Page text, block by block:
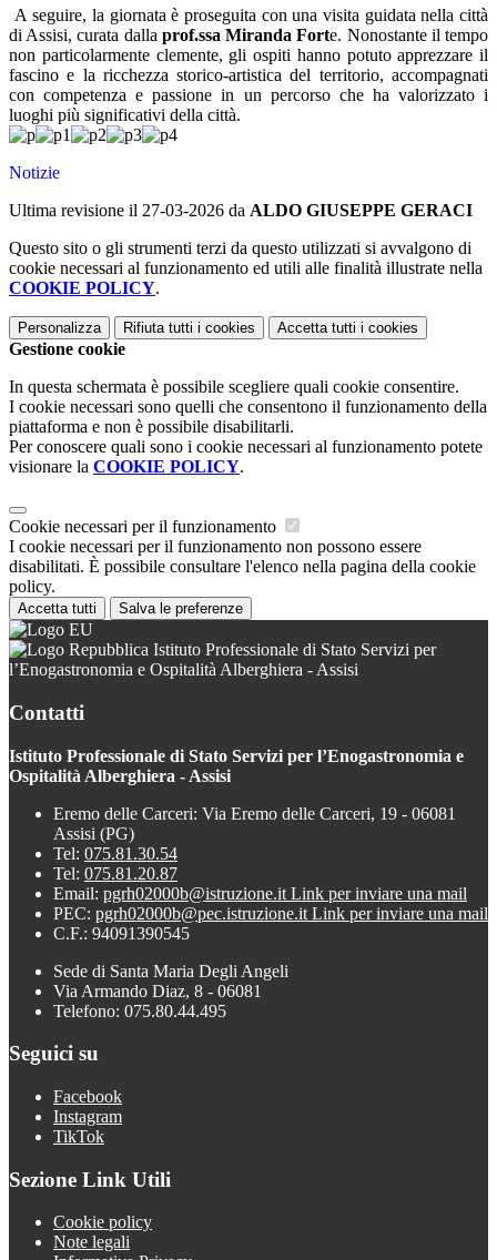
A seguire, la giornata è proseguita con una visita guidata nella città
di Assisi, curata dalla prof.ssa Miranda Forte. Nonostante il tempo
non particolarmente clemente, gli ospiti hanno potuto apprezzare il
fascino e la ricchezza storico-artistica del territorio, accompagnati
con competenza e passione in un percorso che ha valorizzato i
luoghi più significativi della città.
Notizie
Ultima revisione il 27-03-2026 da ALDO GIUSEPPE GERACI
Questo sito o gli strumenti terzi da questo utilizzati si avvalgono di
cookie necessari al funzionamento ed utili alle finalità illustrate nella
COOKIE POLICY.
Personalizza Rifiuta tutti i cookies Accetta tutti i cookies
Gestione cookie
In questa schermata è possibile scegliere quali cookie consentire.
I cookie necessari sono quelli che consentono il funzionamento della
piattaforma e non è possibile disabilitarli.
Per conoscere quali sono i cookie necessari al funzionamento potete
visionare la COOKIE POLICY.
Cookie necessari per il funzionamento
I cookie necessari per il funzionamento non possono essere
disabilitati. È possibile consultare l'elenco nella pagina della cookie
policy.
Accetta tutti Salva le preferenze
Istituto Professionale di Stato Servizi per
l’Enogastronomia e Ospitalità Alberghiera - Assisi
Contatti
Istituto Professionale di Stato Servizi per l’Enogastronomia e
Ospitalità Alberghiera - Assisi
Eremo delle Carceri: Via Eremo delle Carceri, 19 - 06081
Assisi (PG)
Tel: 075.81.30.54
Tel: 075.81.20.87
Email: pgrh02000b@istruzione.it Link per inviare una mail
PEC: pgrh02000b@pec.istruzione.it Link per inviare una mail
C.F.: 94091390545
Sede di Santa Maria Degli Angeli
Via Armando Diaz, 8 - 06081
Telefono: 075.80.44.495
Seguici su
Facebook
Instagram
TikTok
Sezione Link Utili
Cookie policy
Note legali